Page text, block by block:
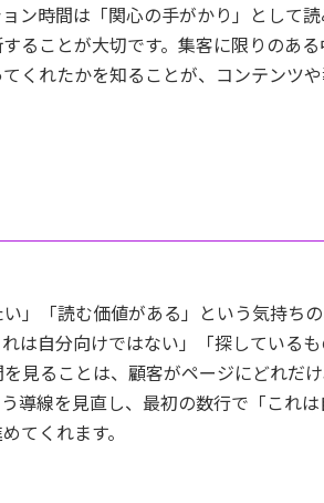
ン時間は「関心の手がかり」として
ることが大切です。集客に限りのあ
くれたかを知ることが、コンテンツ
」「読む価値がある」という気持ち
は自分向けではない」「探している
見ることは、顧客がページにどれだ
導線を見直し、最初の数行で「これは
てくれます。